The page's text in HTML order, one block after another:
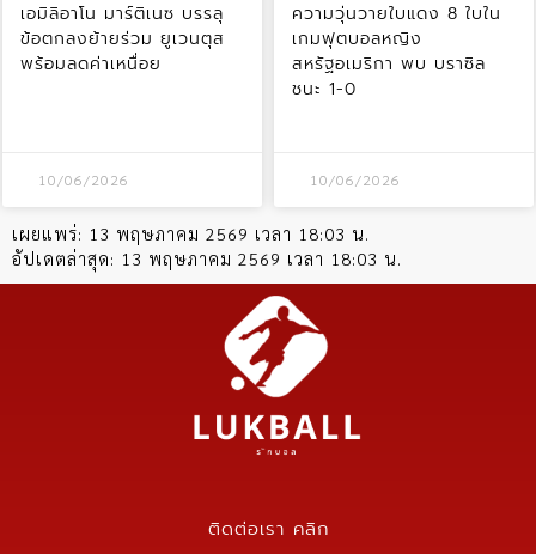
เอมิลิอาโน มาร์ติเนซ บรรลุ
ข้อตกลงย้ายร่วม ยูเวนตุส
พร้อมลดค่าเหนื่อย
10/06/2026
ความวุ่นวายใบแดง 8 ใบใน
เกมฟุตบอลหญิง
สหรัฐอเมริกา พบ บราซิล
ชนะ 1-0
10/06/2026
เผยแพร่: 13 พฤษภาคม 2569 เวลา 18:03 น.
อัปเดตล่าสุด: 13 พฤษภาคม 2569 เวลา 18:03 น.
ติดต่อเรา คลิก